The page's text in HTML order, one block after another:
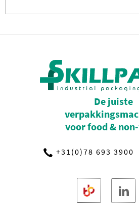
De juiste
voor food &
+31(0)78 693 3900